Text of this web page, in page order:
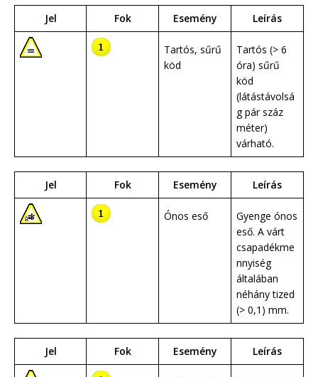
Jel Fok Esemény Leírás
Tartós, sűrű
köd
Tartós (> 6
óra) sűrű
köd
(látástávolsá
g pár száz
méter)
várható.
Jel Fok Esemény Leírás
Ónos eső
Gyenge ónos
eső. A várt
csapadékme
nnyiség
általában
néhány tized
(> 0,1) mm.
Jel Fok Esemény Leírás